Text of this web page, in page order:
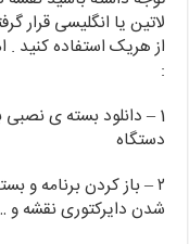
لاتین یا انگلیسی قرار
از هریک استفاده کنید
:
دستگاه
۲ – باز کردن برنامه و
شدن دایرکتوری نقشه و